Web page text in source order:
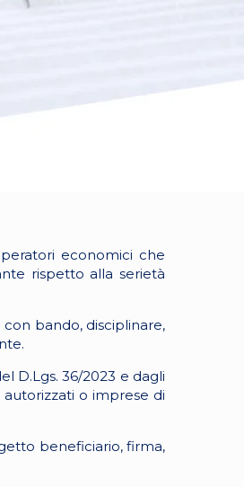
economici che
rispetto alla serietà
bando, disciplinare,
D.Lgs. 36/2023 e dagli
o imprese di
beneficiario, firma,